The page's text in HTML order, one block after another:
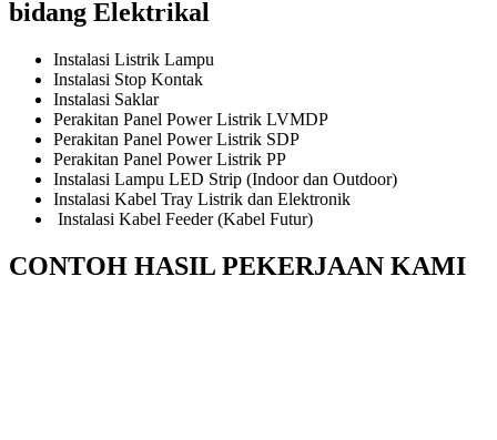
bidang Elektrikal
Instalasi Listrik Lampu
Instalasi Stop Kontak
Instalasi Saklar
Perakitan Panel Power Listrik LVMDP
Perakitan Panel Power Listrik SDP
Perakitan Panel Power Listrik PP
Instalasi Lampu LED Strip (Indoor dan Outdoor)
Instalasi Kabel Tray Listrik dan Elektronik
Instalasi Kabel Feeder (Kabel Futur)
CONTOH HASIL PEKERJAAN KAMI